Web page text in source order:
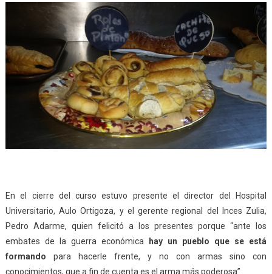
En el cierre del curso estuvo presente el director del Hospital
Universitario, Aulo Ortigoza, y el gerente regional del Inces Zulia,
Pedro Adarme, quien felicitó a los presentes porque “ante los
embates de la guerra económica
hay un pueblo que se está
formando para hacerle frente, y no con armas sino con
conocimientos, que a fin de cuenta es el arma más poderosa”.